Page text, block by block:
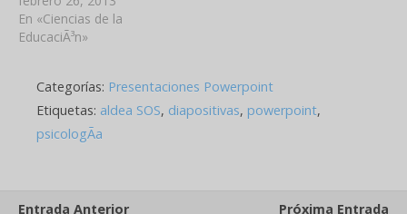
complementarias como:…
desarrollando y
fortaleciendo en distintos
temas personales,
escolares, o familiares que
van mÃ¡s allÃ¡ de
lasÂ funcionesÂ tradicional
piensa que…
En «Ciencias de la
EducaciÃ³n»
Categorías: Presentaciones Powerpoint
Etiquetas: aldea SOS, diapositivas, powerpoint,
psicologÃ­a
Entrada Anterior
Próxima Entrada